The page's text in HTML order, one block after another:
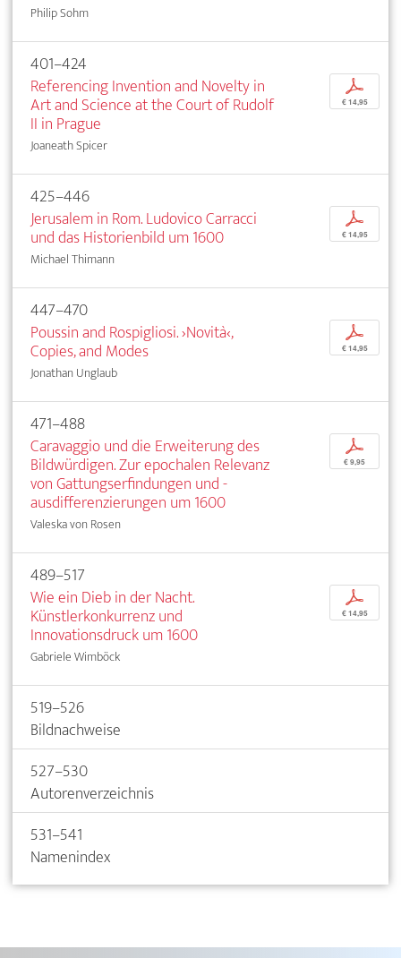
Philip Sohm
401–424
Referencing Invention and Novelty in
Art and Science at the Court of Rudolf
II in Prague
Joaneath Spicer
p
€ 14,95
425–446
Jerusalem in Rom. Ludovico Carracci
und das Historienbild um 1600
Michael Thimann
p
€ 14,95
447–470
Poussin and Rospigliosi. ›Novità‹,
Copies, and Modes
Jonathan Unglaub
p
€ 14,95
471–488
Caravaggio und die Erweiterung des
Bildwürdigen. Zur epochalen Relevanz
von Gattungserfindungen und -
ausdifferenzierungen um 1600
Valeska von Rosen
p
€ 9,95
489–517
Wie ein Dieb in der Nacht.
Künstlerkonkurrenz und
Innovationsdruck um 1600
Gabriele Wimböck
p
€ 14,95
519–526
Bildnachweise
527–530
Autorenverzeichnis
531–541
Namenindex